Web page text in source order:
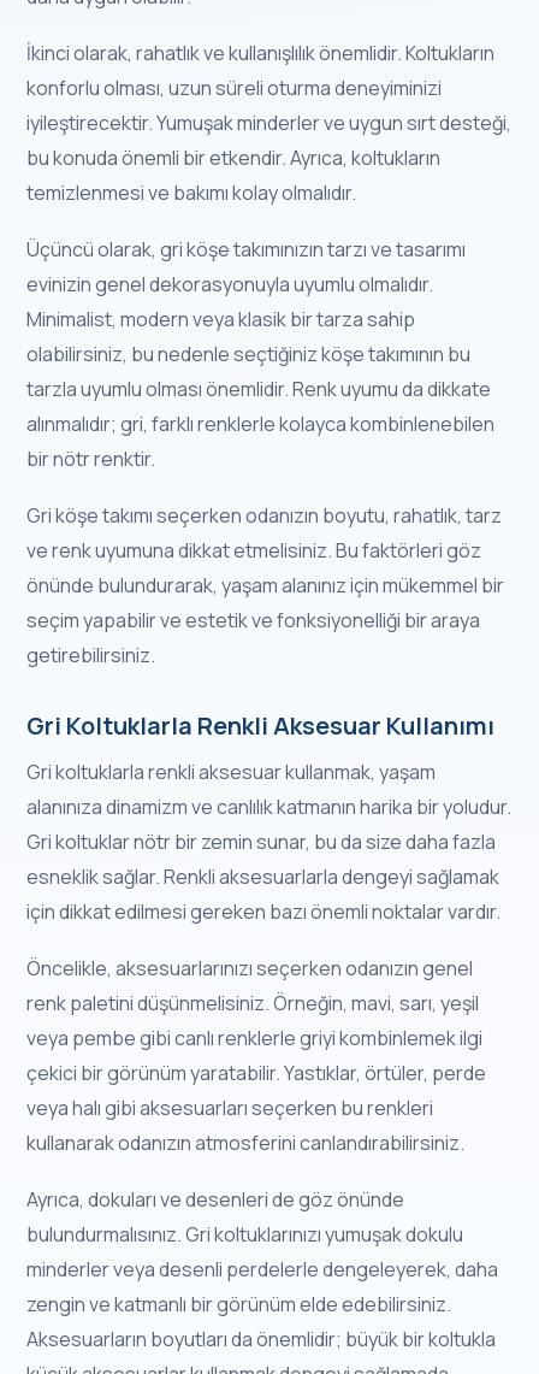
İkinci olarak, rahatlık ve kullanışlılık önemlidir. Koltukların
konforlu olması, uzun süreli oturma deneyiminizi
iyileştirecektir. Yumuşak minderler ve uygun sırt desteği,
bu konuda önemli bir etkendir. Ayrıca, koltukların
temizlenmesi ve bakımı kolay olmalıdır.
Üçüncü olarak, gri köşe takımınızın tarzı ve tasarımı
evinizin genel dekorasyonuyla uyumlu olmalıdır.
Minimalist, modern veya klasik bir tarza sahip
olabilirsiniz, bu nedenle seçtiğiniz köşe takımının bu
tarzla uyumlu olması önemlidir. Renk uyumu da dikkate
alınmalıdır; gri, farklı renklerle kolayca kombinlenebilen
bir nötr renktir.
Gri köşe takımı seçerken odanızın boyutu, rahatlık, tarz
ve renk uyumuna dikkat etmelisiniz. Bu faktörleri göz
önünde bulundurarak, yaşam alanınız için mükemmel bir
seçim yapabilir ve estetik ve fonksiyonelliği bir araya
getirebilirsiniz.
Gri Koltuklarla Renkli Aksesuar Kullanımı
Gri koltuklarla renkli aksesuar kullanmak, yaşam
alanınıza dinamizm ve canlılık katmanın harika bir yoludur.
Gri koltuklar nötr bir zemin sunar, bu da size daha fazla
esneklik sağlar. Renkli aksesuarlarla dengeyi sağlamak
için dikkat edilmesi gereken bazı önemli noktalar vardır.
Öncelikle, aksesuarlarınızı seçerken odanızın genel
renk paletini düşünmelisiniz. Örneğin, mavi, sarı, yeşil
veya pembe gibi canlı renklerle griyi kombinlemek ilgi
çekici bir görünüm yaratabilir. Yastıklar, örtüler, perde
veya halı gibi aksesuarları seçerken bu renkleri
kullanarak odanızın atmosferini canlandırabilirsiniz.
Ayrıca, dokuları ve desenleri de göz önünde
bulundurmalısınız. Gri koltuklarınızı yumuşak dokulu
minderler veya desenli perdelerle dengeleyerek, daha
zengin ve katmanlı bir görünüm elde edebilirsiniz.
Aksesuarların boyutları da önemlidir; büyük bir koltukla